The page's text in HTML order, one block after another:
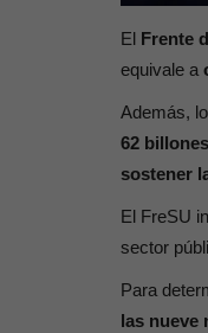
El Frente
equivale a
Además,
62
sostener
El FreSU
sector
Para
las nueve